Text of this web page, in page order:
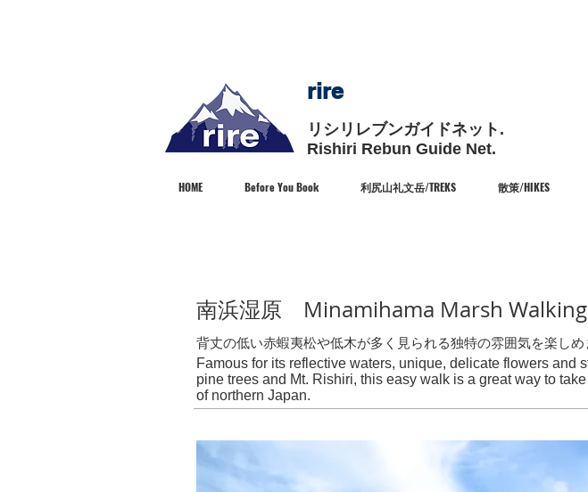
rire
リシリレブンガイドネット.
Rishiri Rebun Guide Net.
南浜湿原 Minamihama Marsh Walking
背丈の低い赤蝦夷松や低木が多く見られる独特の雰囲気を楽しめ
Famous for its reflective waters, unique, delicate flowers and
pine trees and Mt. Rishiri, this easy walk is a great way to
of northern Japan.
HOME Before You Book 利尻山礼文岳/TREKS 散策/HIKES